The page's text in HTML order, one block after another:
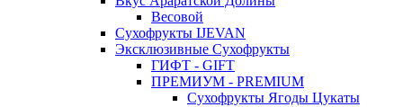
Весовой
Сухофрукты IJEVAN
Эксклюзивные Сухофрукты
ГИФТ - GIFT
ПРЕМИУМ - PREMIUM
Сухофрукты Ягоды Цукаты